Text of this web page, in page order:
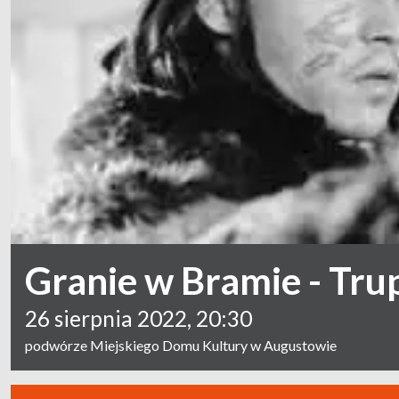
Granie w Bramie -
26 sierpnia 2022, 20:30
podwórze Miejskiego Domu Kultury w Augustowie